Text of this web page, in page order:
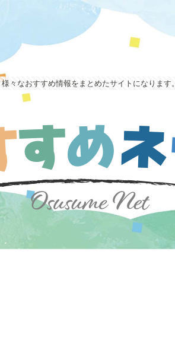
様々なおすすめ情報をまとめたサイトになります。